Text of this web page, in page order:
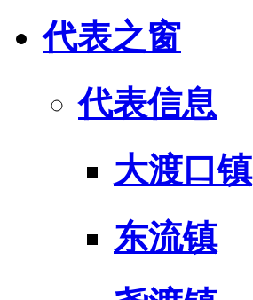
代表之窗
代表信息
大渡口镇
东流镇